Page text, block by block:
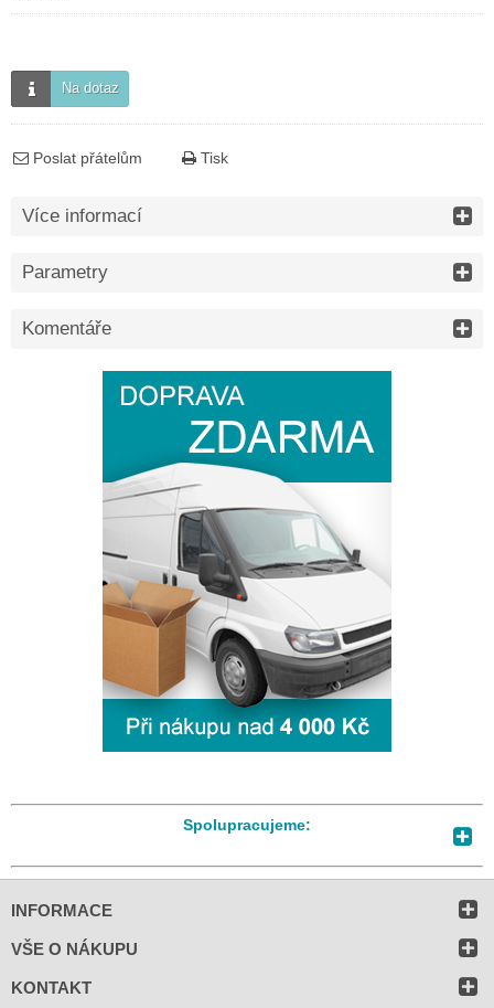
Na dotaz
Poslat přátelům Tisk
Více informací
Parametry
Komentáře
Spolupracujeme:
INFORMACE
VŠE O NÁKUPU
KONTAKT